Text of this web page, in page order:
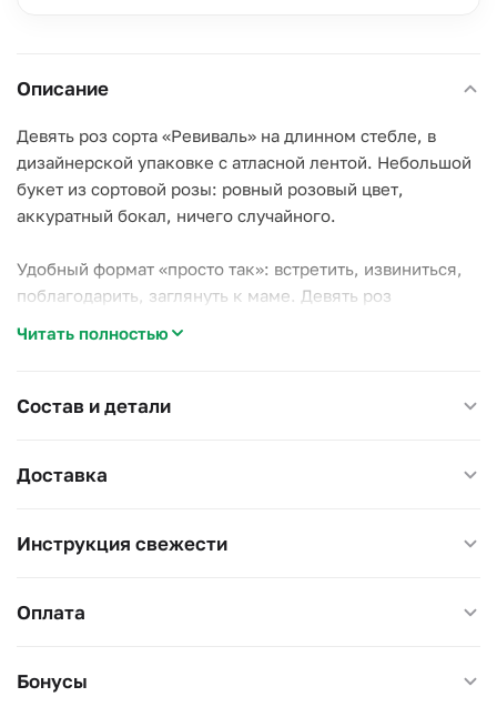
Описание
Девять роз сорта «Ревиваль» на длинном стебле, в
дизайнерской упаковке с атласной лентой. Небольшой
букет из сортовой розы: ровный розовый цвет,
аккуратный бокал, ничего случайного.
Удобный формат «просто так»: встретить, извиниться,
поблагодарить, заглянуть к маме. Девять роз
дня и подрезанные стебли: букет простоит неделю.
Читать полностью
Состав и детали
Доставка
Инструкция свежести
Оплата
Бонусы